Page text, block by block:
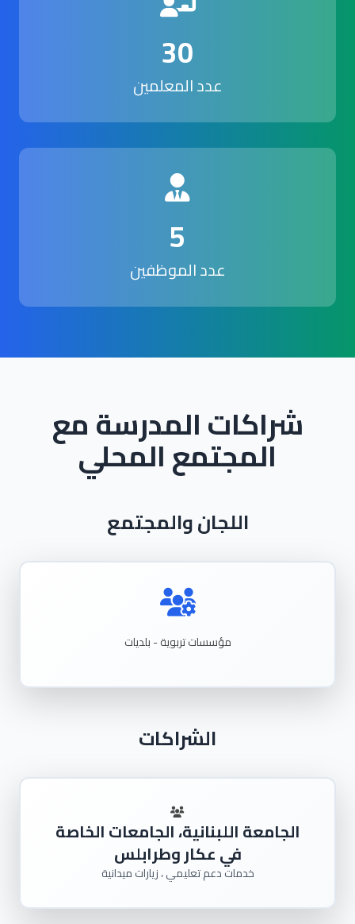
30
عدد المعلمين
5
عدد الموظفين
شراكات المدرسة مع
المجتمع المحلي
اللجان والمجتمع
مؤسسات تربوية - بلديات
الشراكات
الجامعة اللبنانية، الجامعات الخاصة
في عكار وطرابلس
خدمات دعم تعليمي ، زيارات ميدانية